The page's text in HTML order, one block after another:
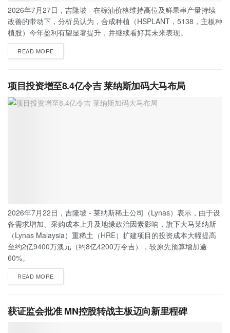
2026年7月27日，吉隆坡 - 在棕油价格维持高位及鲜果串产量持续
改善的带动下，分析员认为，合成种植（HSPLANT，5138，主板种
植股）今年盈利有望显著提升，并继续看好其未来表现。
READ MORE
项目投资增至8.4亿令吉 莱纳斯加码大马布局
2026年7月22日，吉隆坡 - 莱纳斯稀土公司（Lynas）表示，由于设
备需求增加、采购成本上升及地缘政治因素影响，旗下大马莱纳斯
（Lynas Malaysia）重稀土（HRE）扩建项目的投资成本大幅提高
至约2亿9400万澳元（约8亿4200万令吉），较原先预算增加逾
60%。
READ MORE
获证监会批准 MN控股转战主板迈向新里程碑